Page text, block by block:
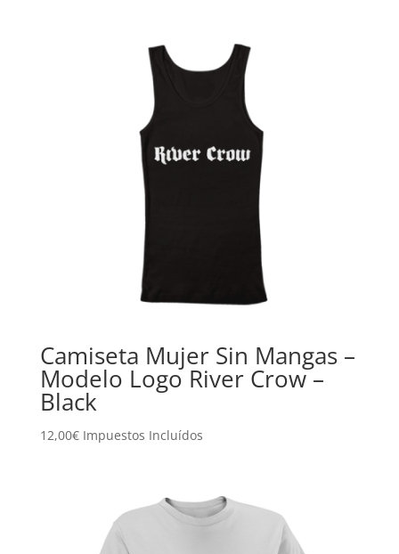
Camiseta Mujer Sin Mangas –
Modelo Logo River Crow –
Black
12,00€ Impuestos Incluídos